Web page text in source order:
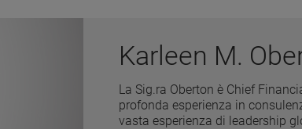
Karleen M.
La Sig.ra Oberton è Chief
profonda esperienza in
vasta esperienza di leadership